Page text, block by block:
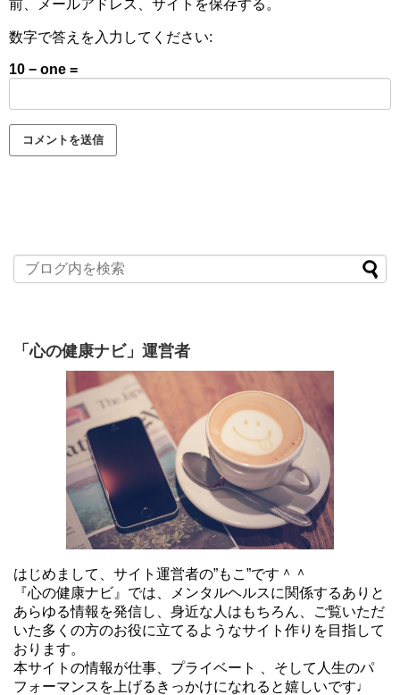
前、メールアドレス、サイトを保存する。
数字で答えを入力してください:
10 − one =
「心の健康ナビ」運営者
はじめまして、サイト運営者の”もこ”です＾＾
『心の健康ナビ』では、メンタルヘルスに関係するありと
あらゆる情報を発信し、身近な人はもちろん、ご覧いただ
いた多くの方のお役に立てるようなサイト作りを目指して
おります。
本サイトの情報が仕事、プライベート 、そして人生のパ
フォーマンスを上げるきっかけになれると嬉しいです♩